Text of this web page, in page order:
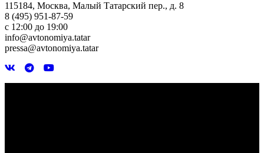
115184, Москва, Малый Татарский пер., д. 8
8 (495) 951-87-59
с 12:00 до 19:00
info@avtonomiya.tatar
pressa@avtonomiya.tatar